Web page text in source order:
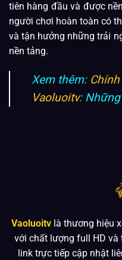
tiên hàng đầu và được
người chơi hoàn toàn có
và tận hưởng những trải
nền tảng.
Xem thêm:
Vaoluoitv:
Vaoluoitv là thương hiệu
với chất lượng full HD và
link trực tiếp cập nhật